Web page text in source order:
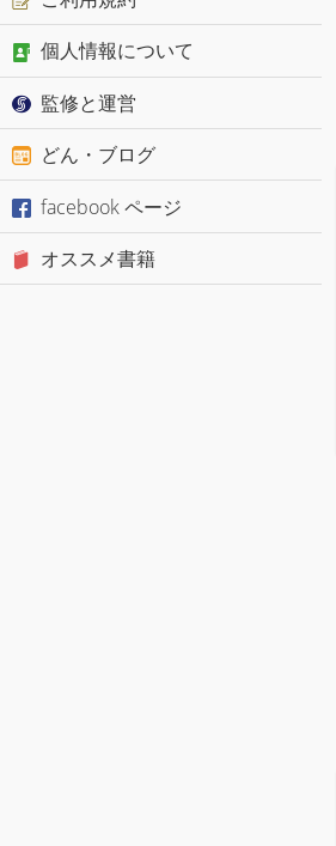
個人情報について
監修と運営
どん・ブログ
facebook ページ
オススメ書籍